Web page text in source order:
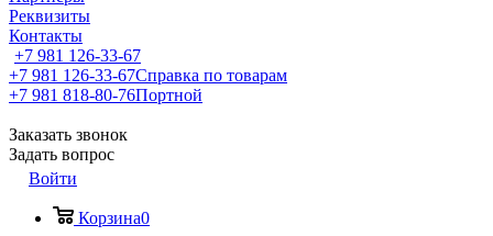
Реквизиты
Контакты
+7 981 126-33-67
+7 981 126-33-67Справка по товарам
+7 981 818-80-76Портной
Заказать звонок
Задать вопрос
Войти
Корзина0